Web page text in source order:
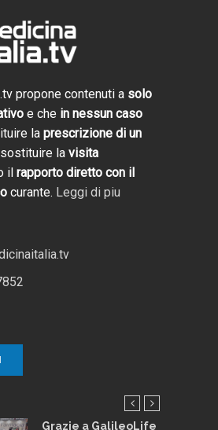
propone contenuti a solo
e che in nessun caso
la prescrizione di un
la visita
il rapporto diretto con il
curante. Leggi di piu
Grazie a GalileoLife